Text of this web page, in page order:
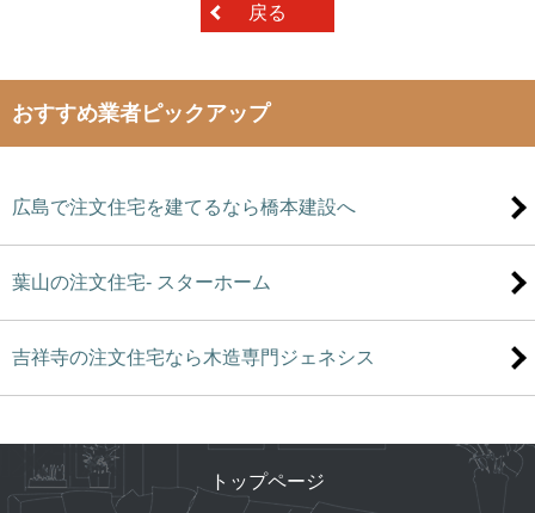
戻る
おすすめ業者ピックアップ
広島で注文住宅を建てるなら橋本建設へ
葉山の注文住宅- スターホーム
吉祥寺の注文住宅なら木造専門ジェネシス
トップページ